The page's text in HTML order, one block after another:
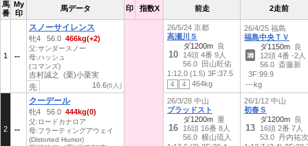
馬
番
My
印
馬データ 印 指数X
1
スノーサイレンス
牝4 56.0 466kg(+2)
父:サンダースノー
母:ハッシュ
(コマンズ)
吉村誠之 (栗)小栗実
16.6(6人)
先
2
クーデール
牝4 56.0 444kg(0)
父:ロードカナロア
母:フラーティングアウェイ
(Distorted Humor)
前走 2走前
26/5/24 京都
高瀬川Ｓ
10
ダ1200m 良
14頭 4番 9人
56.0 田山旺佑
1:12.0 (1.5) 3F:37.5
4 4 464kg
26/4/25 福島
福島中央ＴＶ
ダ1150m 良
12頭 4番 -2人
56.0 斎藤新
3F:99.9
---kg
26/3/28 中山
ブラッドスト
16
ダ1200m 重
16頭 16番 8人
56.0 横山琉人
26/1/12 中山
初春Ｓ
13
ダ1200m 良
16頭 2番 7人
53.0 丹内祐次